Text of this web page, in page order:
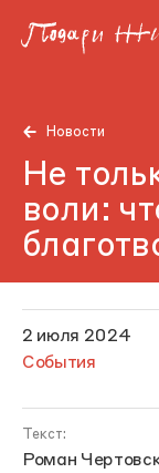
Новости
Не
воли:
2 июля 2024
События
Текст:
Роман